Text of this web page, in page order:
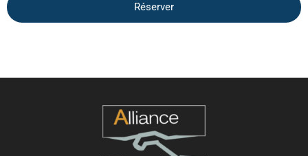
Réserver